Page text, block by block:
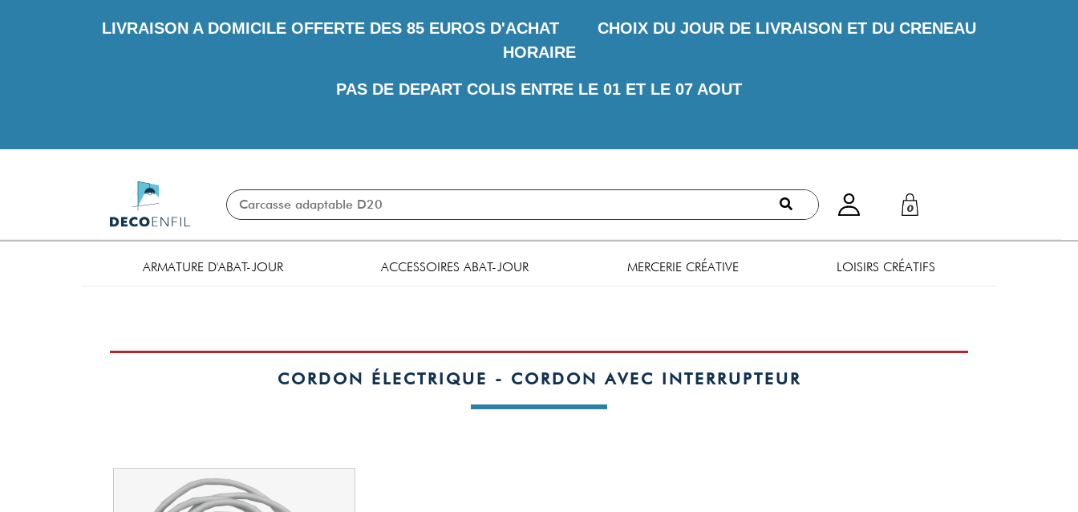
LIVRAISON A DOMICILE OFFERTE DES 85 EUROS D'ACHAT CHOIX DU JOUR DE LIVRAISON ET DU CRENEAU
HORAIRE
PAS DE DEPART COLIS ENTRE LE 01 ET LE 07 AOUT
0
ARMATURE D'ABAT-JOUR ACCESSOIRES ABAT-JOUR MERCERIE CRÉATIVE LOISIRS CRÉATIFS
CORDON ÉLECTRIQUE - CORDON AVEC INTERRUPTEUR